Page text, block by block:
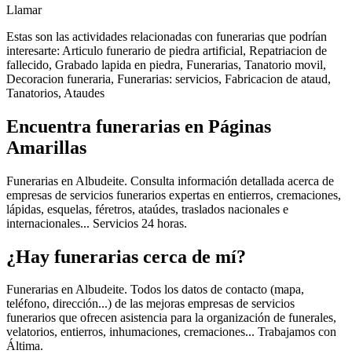
Llamar
Estas son las actividades relacionadas con funerarias que podrían
interesarte: Articulo funerario de piedra artificial, Repatriacion de
fallecido, Grabado lapida en piedra, Funerarias, Tanatorio movil,
Decoracion funeraria, Funerarias: servicios, Fabricacion de ataud,
Tanatorios, Ataudes
Encuentra funerarias en Páginas
Amarillas
Funerarias en Albudeite. Consulta información detallada acerca de
empresas de servicios funerarios expertas en entierros, cremaciones,
lápidas, esquelas, féretros, ataúdes, traslados nacionales e
internacionales... Servicios 24 horas.
¿Hay funerarias cerca de mí?
Funerarias en Albudeite. Todos los datos de contacto (mapa,
teléfono, dirección...) de las mejoras empresas de servicios
funerarios que ofrecen asistencia para la organización de funerales,
velatorios, entierros, inhumaciones, cremaciones... Trabajamos con
Áltima.